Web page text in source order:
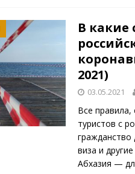
В какие
2021)
03.05.2021
Все
туристов с
гражданство
виза и
Абхазия —